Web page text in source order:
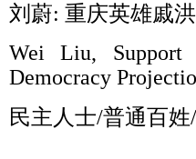
刘蔚: 重庆英雄戚
Wei Liu, Support
Democracy
民主人士/普通百姓/